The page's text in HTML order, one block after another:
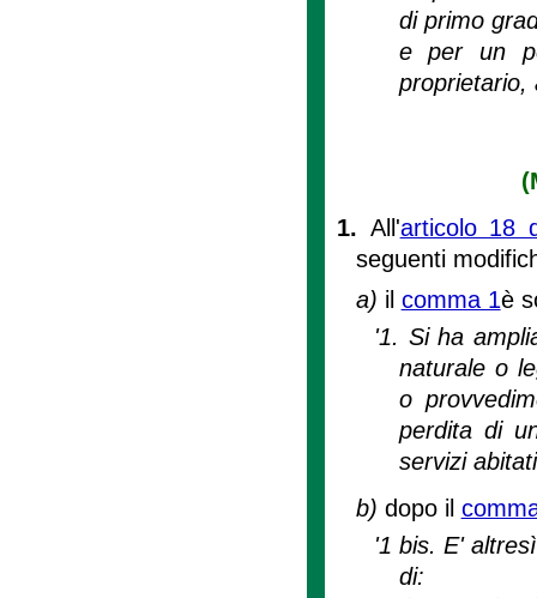
di primo
e per un
proprietario,
1. All'articolo 18
seguenti
a) il comma 1è
'1. Si ha
naturale o
o
perdita di
servizi
b) dopo il
'1 bis. E'
di: